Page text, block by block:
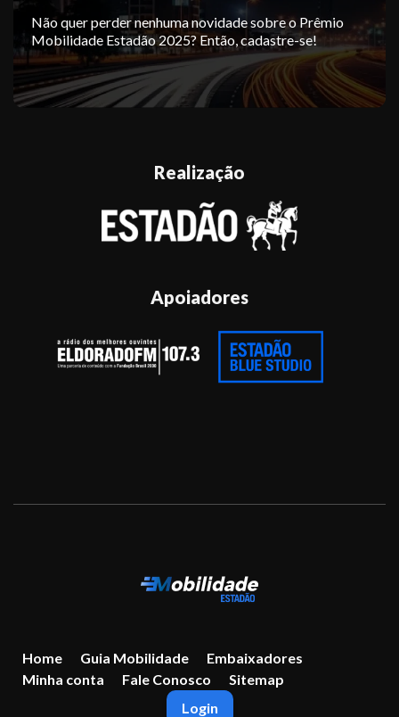
Não quer perder nenhuma novidade sobre o Prêmio
Mobilidade Estadão 2025? Então, cadastre-se!
Realização
Apoiadores
Home Guia Mobilidade
Embaixadores
Minha conta
Fale Conosco
Sitemap
Login